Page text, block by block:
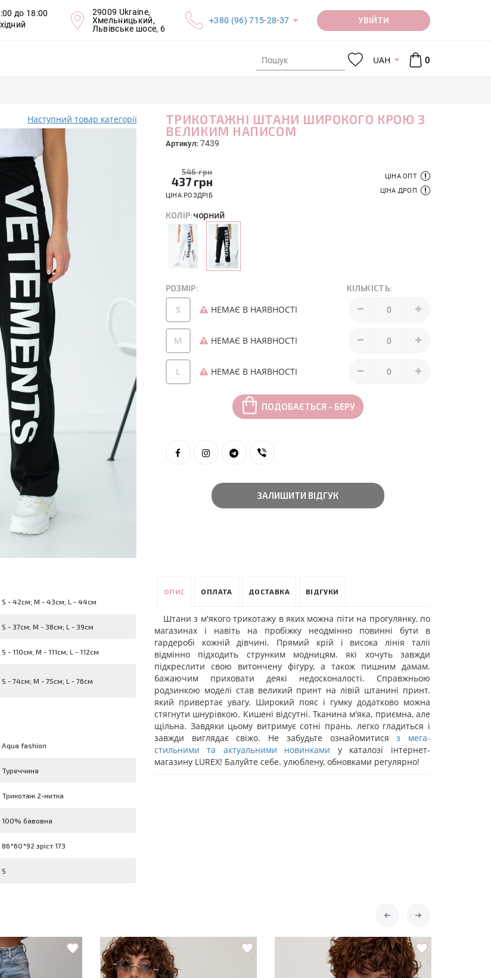
до 18:00
29009 Ukraine,
Хмельницький,
Львівське шосе, 6
+380 (96) 715-28-37 УВІЙТИ
UAH 0
Наступний товар категорії
ТРИКОТАЖНІ ШТАНИ ШИРОКОГО КРОЮ З
ВЕЛИКИМ НАПИСОМ
Артикул: 7439
546 грн
437грн
ЦІНА РОЗДРІБ
ЦІНА ОПТ
ЦІНА ДРОП
КОЛІР:чорний
РОЗМІР: КІЛЬКІСТЬ:
S НЕМАЄ В НАЯВНОСТІ
M НЕМАЄ В НАЯВНОСТІ
L НЕМАЄ В НАЯВНОСТІ
ПОДОБАЄТЬСЯ - БЕРУ
ЗАЛИШИТИ ВІДГУК
S - 42см; M - 43см; L - 44см
S - 37см; M - 38см; L - 39см
S - 110см; M - 111см; L - 112см
S - 74см; M - 75см; L - 76см
Aqua fashion
Туреччина
Трикотаж 2-нитка
100% бавовна
86*60*92 зріст 173
S
ОПИС ОПЛАТА ДОСТАВКА ВІДГУКИ
Штани з м'якого трикотажу в яких можна піти на прогулянку. по
магазинах і навіть на пробіжку неодмінно повинні бути в
гардеробі кожній дівчині. Прямий крій і висока лінія талії
відмінно підходить струнким модницям. які хочуть завжди
підкреслити свою витончену фігуру, а також пишним дамам.
бажаючим приховати деякі недосконалості. Справжньою
родзинкою моделі став великий принт на лівій штанині принт.
який привертає увагу. Широкий пояс і гумку додатково можна
стягнути шнурівкою. Кишені відсутні. Тканина м'яка, приємна, але
щільна. Завдяки цьому витримує сотні прань. легко гладиться і
завжди виглядає свіжо. Не забудьте ознайомитисяз мега-
стильними та актуальними новинками у каталозі інтернет-
магазину LUREX! Балуйте себе. улюблену, обновками регулярно!